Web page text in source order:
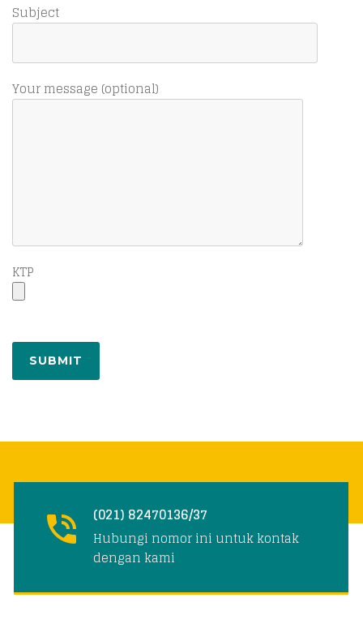
Subject
Your message (optional)
KTP
(021) 82470136/37
Hubungi nomor ini untuk kontak
dengan kami